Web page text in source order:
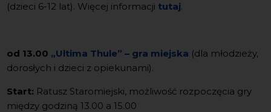
(dzieci 6-12 lat). Więcej informacji tutaj.
od 13.00 „Ultima Thule” – gra miejska (dla młodzieży,
dorosłych i dzieci z opiekunami).
Start: Ratusz Staromiejski, możliwość rozpoczęcia gry
między godziną 13.00 a 15.00